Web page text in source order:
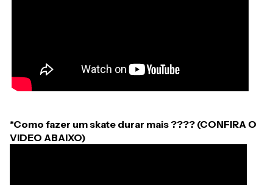
*Como fazer um skate durar mais ???? (CONFIRA O
VIDEO ABAIXO)